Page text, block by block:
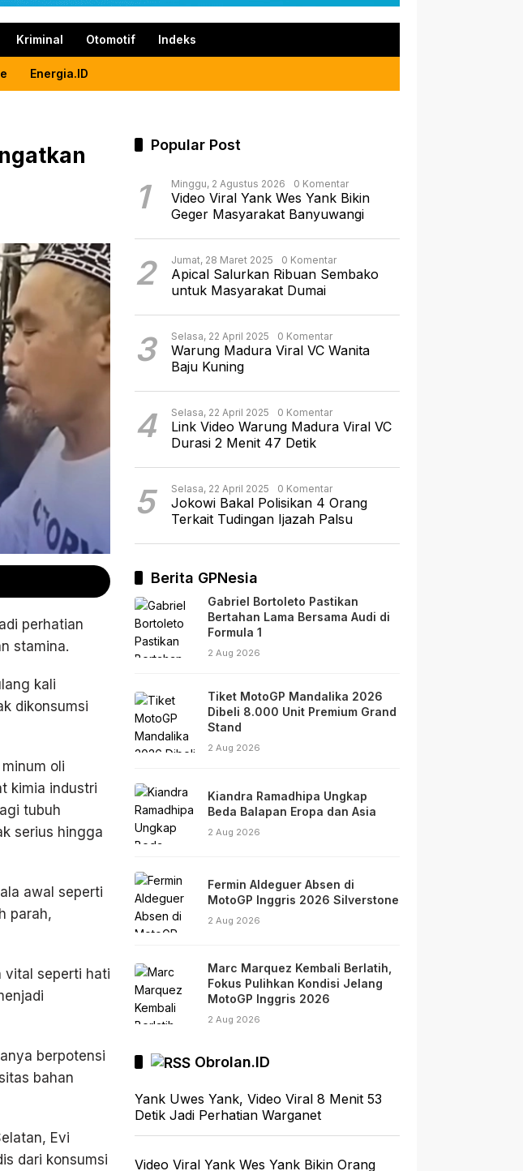
Kriminal Otomotif Indeks
Energia.ID
perhatian
stamina.
kali
dikonsumsi
oli
kimia industri
tubuh
serius hingga
awal seperti
parah,
vital seperti hati
berpotensi
bahan
Evi
dari konsumsi
Popular Post
1 Minggu, 2 Agustus 2026 0 Komentar
Video Viral Yank Wes Yank Bikin
Geger Masyarakat Banyuwangi
2 Jumat, 28 Maret 2025 0 Komentar
Apical Salurkan Ribuan Sembako
untuk Masyarakat Dumai
3 Selasa, 22 April 2025 0 Komentar
Warung Madura Viral VC Wanita
Baju Kuning
4 Selasa, 22 April 2025 0 Komentar
Link Video Warung Madura Viral VC
Durasi 2 Menit 47 Detik
5 Selasa, 22 April 2025 0 Komentar
Jokowi Bakal Polisikan 4 Orang
Terkait Tudingan Ijazah Palsu
Berita GPNesia
Gabriel Bortoleto Pastikan
Bertahan Lama Bersama Audi di
Formula 1
2 Aug 2026
Tiket MotoGP Mandalika 2026
Dibeli 8.000 Unit Premium Grand
Stand
2 Aug 2026
Kiandra Ramadhipa Ungkap
Beda Balapan Eropa dan Asia
2 Aug 2026
Fermin Aldeguer Absen di
MotoGP Inggris 2026 Silverstone
2 Aug 2026
Marc Marquez Kembali Berlatih,
Fokus Pulihkan Kondisi Jelang
MotoGP Inggris 2026
2 Aug 2026
Obrolan.ID
Yank Uwes Yank, Video Viral 8 Menit 53
Detik Jadi Perhatian Warganet
Video Viral Yank Wes Yank Bikin Orang